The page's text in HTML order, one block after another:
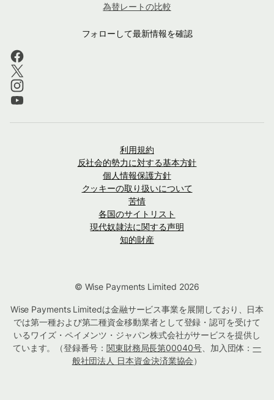
為替レートの比較
フォローして最新情報を確認
利用規約
反社会的勢力に対する基本方針
個人情報保護方針
クッキーの取り扱いについて
苦情
各国のサイトリスト
現代奴隷法に関する声明
知的財産
© Wise Payments Limited 2026
Wise Payments Limitedは金融サービス事業を展開しており、日本
では第一種および第二種資金移動業者として登録・認可を受けて
いるワイズ・ペイメンツ・ジャパン株式会社がサービスを提供し
ています。（登録番号： 関東財務局長第00040号、加入団体：一
般社団法人 日本資金決済業協会）